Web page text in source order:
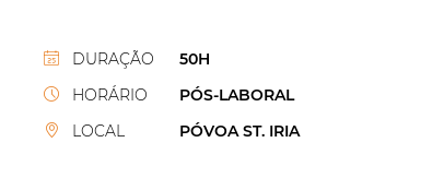
DURAÇÃO
50H
HORÁRIO
PÓS-LABORAL
LOCAL
PÓVOA ST. IRIA